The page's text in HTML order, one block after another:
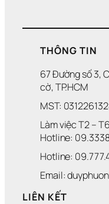
THÔNG TIN
67 Đường số 3,
cờ, TP.HCM
MST:
Làm việc T2 –
Hotline:
Hotline:
Email:
LIÊN KẾT